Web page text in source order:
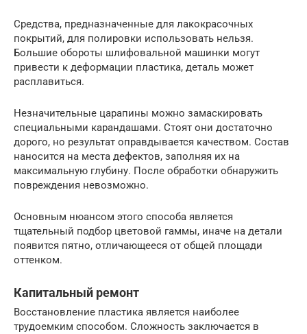
Средства, предназначенные для лакокрасочных
покрытий, для полировки использовать нельзя.
Большие обороты шлифовальной машинки могут
привести к деформации пластика, деталь может
расплавиться.
Незначительные царапины можно замаскировать
специальными карандашами. Стоят они достаточно
дорого, но результат оправдывается качеством. Состав
наносится на места дефектов, заполняя их на
максимальную глубину. После обработки обнаружить
повреждения невозможно.
Основным нюансом этого способа является
тщательный подбор цветовой гаммы, иначе на детали
появится пятно, отличающееся от общей площади
оттенком.
Капитальный ремонт
Восстановление пластика является наиболее
трудоемким способом. Сложность заключается в